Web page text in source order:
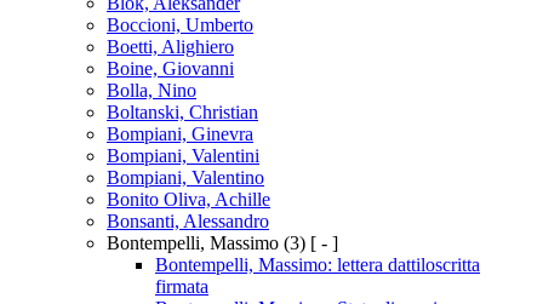
Boccioni, Umberto
Boetti, Alighiero
Boine, Giovanni
Bolla, Nino
Boltanski, Christian
Bompiani, Ginevra
Bompiani, Valentini
Bompiani, Valentino
Bonito Oliva, Achille
Bonsanti, Alessandro
Bontempelli, Massimo (3) [ - ]
Bontempelli, Massimo: lettera dattiloscritta
firmata